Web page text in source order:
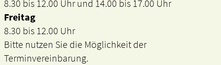
8.30 bis 12.00 Uhr und 14.00 bis 17.00 Uhr
Freitag
8.30 bis 12.00 Uhr
Bitte nutzen Sie die Möglichkeit der
Terminvereinbarung.